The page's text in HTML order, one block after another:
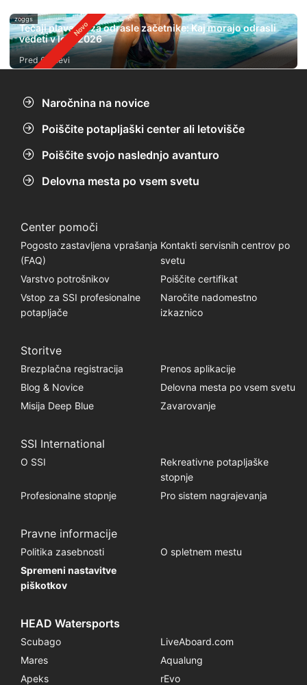
zoggs
Tečaji plavanja za odrasle začetnike: Kaj morajo odrasli
vedeti v letu 2026
Pred 6 dnevi
Naročnina na novice
Poiščite potapljaški center ali letovišče
Poiščite svojo naslednjo avanturo
Delovna mesta po vsem svetu
Center pomoči
Pogosto zastavljena vprašanja
(FAQ)
Kontakti servisnih centrov po
svetu
Varstvo potrošnikov
Poiščite certifikat
Vstop za SSI profesionalne
potapljače
Naročite nadomestno
izkaznico
Storitve
Brezplačna registracija
Prenos aplikacije
Blog & Novice
Delovna mesta po vsem svetu
Misija Deep Blue
Zavarovanje
SSI International
O SSI
Rekreativne potapljaške
stopnje
Profesionalne stopnje
Pro sistem nagrajevanja
Pravne informacije
Politika zasebnosti
O spletnem mestu
Spremeni nastavitve
piškotkov
HEAD Watersports
Scubago
LiveAboard.com
Mares
Aqualung
Apeks
rEvo